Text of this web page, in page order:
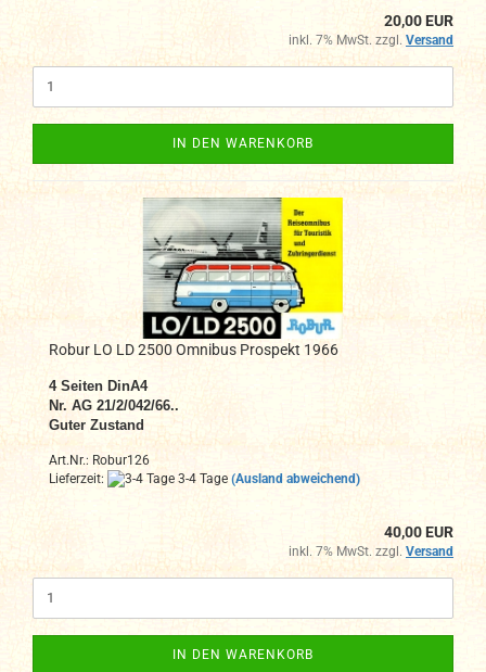
20,00 EUR
inkl. 7% MwSt. zzgl. Versand
IN DEN WARENKORB
Robur LO LD 2500 Omnibus Prospekt 1966
4 Seiten DinA4
Nr. AG 21/2/042/66..
Guter Zustand
Art.Nr.: Robur126
Lieferzeit:
3-4 Tage (Ausland abweichend)
40,00 EUR
inkl. 7% MwSt. zzgl. Versand
IN DEN WARENKORB